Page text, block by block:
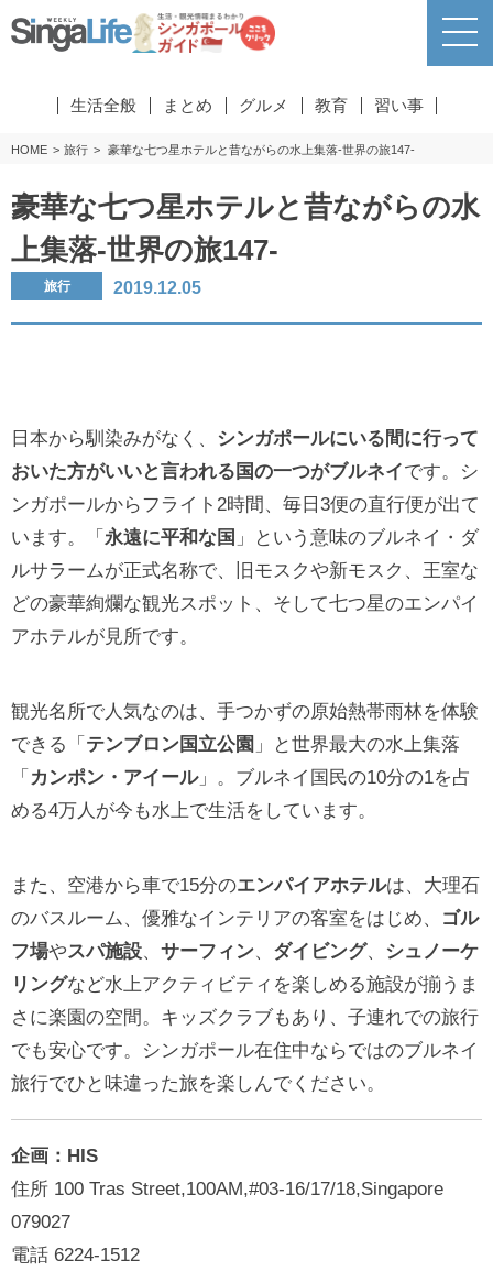
生活全般 まとめ グルメ 教育 習い事
HOME 旅行 豪華な七つ星ホテルと昔ながらの水上集落-世界の旅147-
豪華な七つ星ホテルと昔ながらの水
上集落-世界の旅147-
旅行 2019.12.05
日本から馴染みがなく、 シンガポールにいる間に行って
おいた方がいいと言われる国の一つがブルネイです。シ
ンガポールからフライト2時間、毎日3便の直行便が出て
います。「 永遠に平和な国 」という意味のブルネイ・ダ
ルサラームが正式名称で、旧モスクや新モスク、王室な
どの豪華絢爛な観光スポット、そして七つ星のエンパイ
アホテルが見所です。
観光名所で人気なのは、手つかずの原始熱帯雨林を体験
できる「 テンブロン国立公園 」と世界最大の水上集落
「 カンポン・アイール」。ブルネイ国民の10分の1を占
める4万人が今も水上で生活をしています。
また、空港から車で15分のエンパイアホテルは、大理石
のバスルーム、優雅なインテリアの客室をはじめ、
ゴル
フ場やスパ施設、 サーフィン、 ダイビング、 シュノーケ
リングなど水上アクティビティを楽しめる施設が揃うま
さに楽園の空間。キッズクラブもあり、子連れでの旅行
でも安心です。シンガポール在住中ならではのブルネイ
旅行でひと味違った旅を楽しんでください。
企画：HIS
住所 100 Tras Street,100AM,#03-16/17/18,Singapore
079027
電話 6224-1512